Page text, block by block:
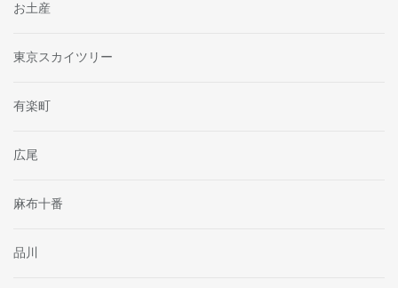
お土産
東京スカイツリー
有楽町
広尾
麻布十番
品川